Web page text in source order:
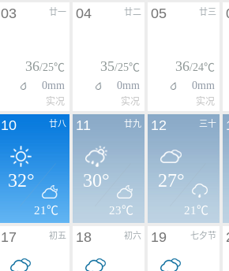
廿一
03
36/25℃
0mm
实况
廿二
04
35/25℃
0mm
实况
廿三
05
36/24℃
0mm
实况
廿八
10
32°
21℃
廿九
11
30°
23℃
三十
12
27°
21℃
初五
17 初六
18 七夕节
19